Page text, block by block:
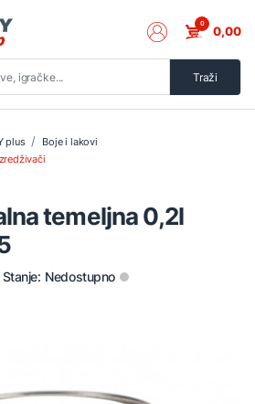
Traži
0 0,00
plus
Boje i lakovi
temeljna 0,2l
Stanje: Nedostupno